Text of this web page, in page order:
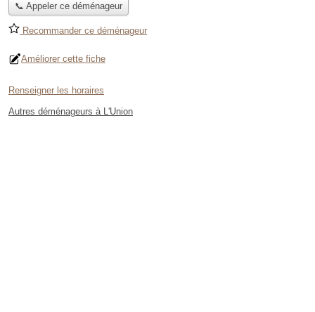
📞 Appeler ce déménageur
Recommander ce déménageur
Améliorer cette fiche
Renseigner les horaires
Autres déménageurs à L'Union